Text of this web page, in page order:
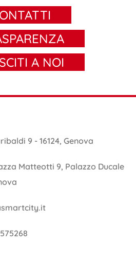
A NOI
9 - 16124, Genova
Matteotti 9, Palazzo Ducale